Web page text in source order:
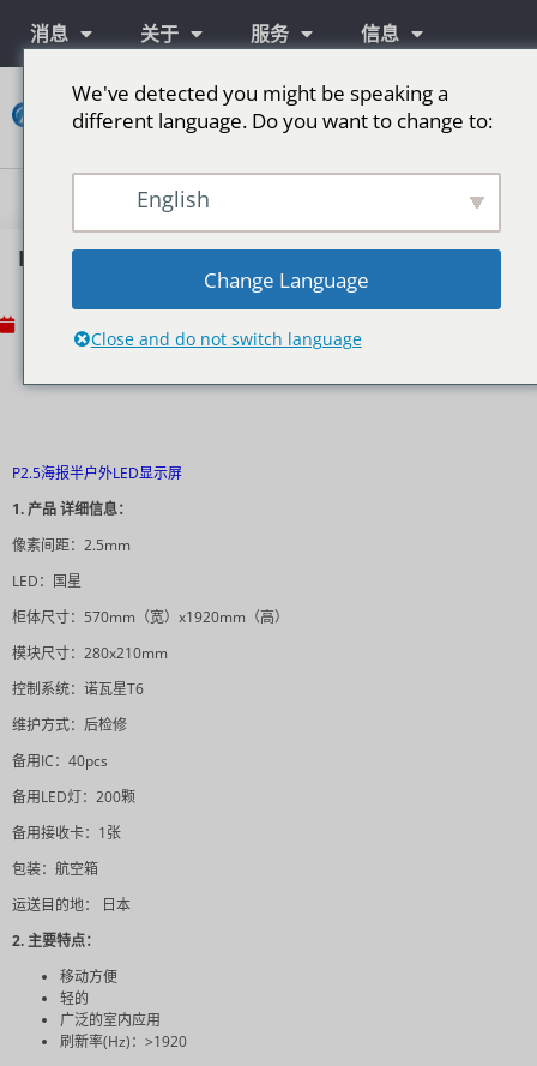
消息 关于 服务 信息
接
触
P2.5海报半户外LED显示屏发往日本
2020 年 11 月 17 日
P2.5海报半户外LED显示屏
1.产品详细信息：
像素间距：2.5mm
LED：国星
柜体尺寸：570mm（宽）x1920mm（高）
模块尺寸：280x210mm
控制系统：诺瓦星T6
维护方式：后检修
备用IC：40pcs
备用LED灯：200颗
备用接收卡：1张
包装：航空箱
运送目的地：
日本
2. 主要特点：
移动方便
轻的
广泛的室内应用
刷新率(Hz)：>1920
We've detected you might be speaking a
different language. Do you want to change to:
English
Change Language
Close and do not switch language